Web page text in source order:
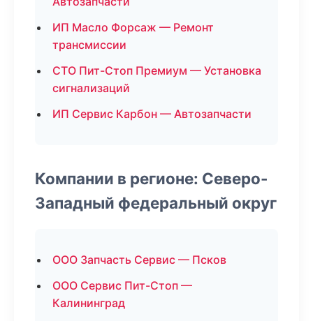
ИП Масло Форсаж — Ремонт
трансмиссии
СТО Пит-Стоп Премиум — Установка
сигнализаций
ИП Сервис Карбон — Автозапчасти
Компании в регионе: Северо-
Западный федеральный округ
ООО Запчасть Сервис — Псков
ООО Сервис Пит-Стоп —
Калининград